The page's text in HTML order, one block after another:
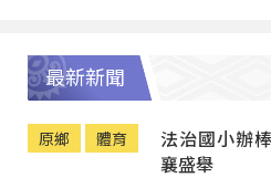
最新新聞
原鄉 體育
法治國小辦
襄盛舉